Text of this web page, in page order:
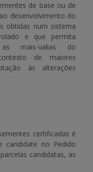
de base ou de
desenvolvimento do
obtidas num sistema
e que permita
mais-valias do
de maiores
às alterações
certificadas é
candidate no Pedido
candidatas, as